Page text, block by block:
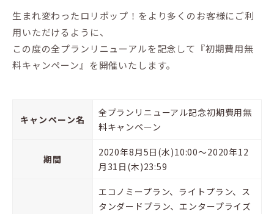
生まれ変わったロリポップ！をより多くのお客様にご利
用いただけるように、
この度の全プランリニューアルを記念して『初期費用無
料キャンペーン』を開催いたします。
キャンペーン名
全プランリニューアル記念初期費用無
料キャンペーン
期間
2020年8月5日(水)10:00〜2020年12
月31日(木)23:59
エコノミープラン、ライトプラン、ス
タンダードプラン、エンタープライズ